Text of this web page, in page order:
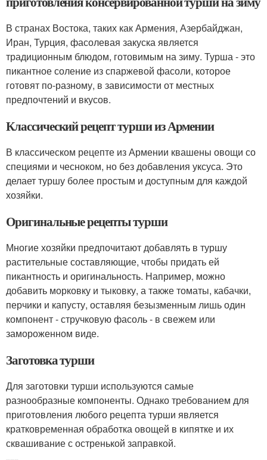
В странах Востока, таких как Армения, Азербайджан,
Иран, Турция, фасолевая закуска является
традиционным блюдом, готовимым на зиму. Турша - это
пикантное соление из спаржевой фасоли, которое
готовят по-разному, в зависимости от местных
предпочтений и вкусов.
Классический рецепт турши из Армении
В классическом рецепте из Армении квашены овощи со
специями и чесноком, но без добавления уксуса. Это
делает туршу более простым и доступным для каждой
хозяйки.
Оригинальные рецепты турши
Многие хозяйки предпочитают добавлять в туршу
растительные составляющие, чтобы придать ей
пикантность и оригинальность. Например, можно
добавить морковку и тыковку, а также томаты, кабачки,
перчики и капусту, оставляя безызменным лишь один
компонент - стручковую фасоль - в свежем или
замороженном виде.
Заготовка турши
Для заготовки турши используются самые
разнообразные компоненты. Однако требованием для
приготовления любого рецепта турши является
кратковременная обработка овощей в кипятке и их
сквашивание с остренькой заправкой.